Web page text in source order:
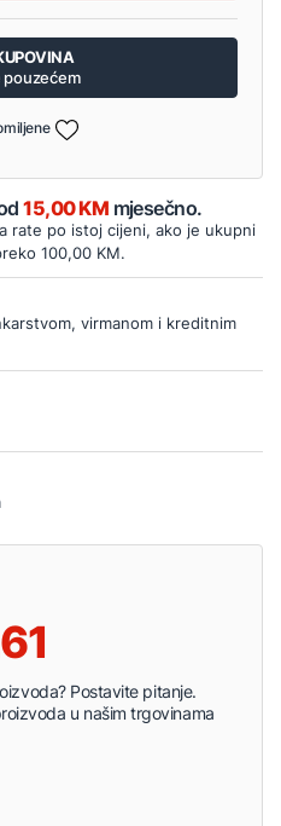
pouzećem
15,00 KM mjesečno.
rate po istoj cijeni, ako je ukupni
100,00 KM.
virmanom i kreditnim
Postavite pitanje.
u našim trgovinama